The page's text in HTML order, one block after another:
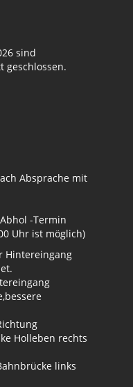
sind
geschlossen.
Absprache mit
-Termin
Uhr ist möglich)
Hintereingang
Holleben rechts
links